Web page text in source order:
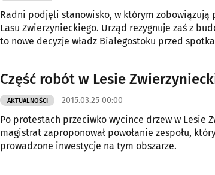
Radni podjęli stanowisko, w którym
Lasu Zwierzynieckiego. Urząd rezygnuje zaś z
to nowe decyzje władz Białegostoku przed
Część robót w Lesie
AKTUALNOŚCI 2015.03.25 00:00
Po protestach przeciwko wycince drzew w Lesie
magistrat zaproponował powołanie zespołu,
prowadzone inwestycje na tym obszarze.